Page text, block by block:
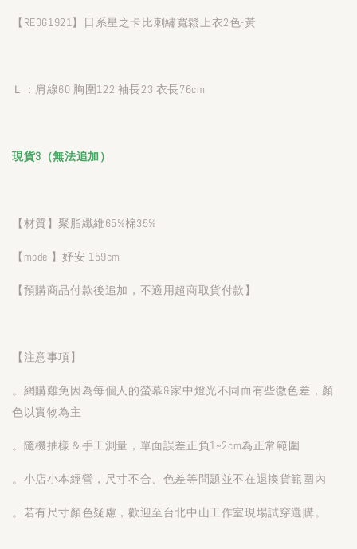
【RE061921】日系星之卡比刺繡寬鬆上衣2色-黃
Ｌ：肩線60 胸圍122 袖長23 衣長76cm
現貨3（無法追加）
【材質】聚脂纖維65%棉35%
【model】妤安 159cm
【預購商品付款後追加，不適用超商取貨付款】
【注意事項】
。網購難免因為每個人的螢幕&家中燈光不同而有些微色差，顏
色以實物為主
。隨機抽樣＆手工測量，單面誤差正負1~2cm為正常範圍
。小店小本經營，尺寸不合、色差等問題並不在退換貨範圍內
。若有尺寸顏色疑慮，歡迎至台北中山工作室現場試穿選購。